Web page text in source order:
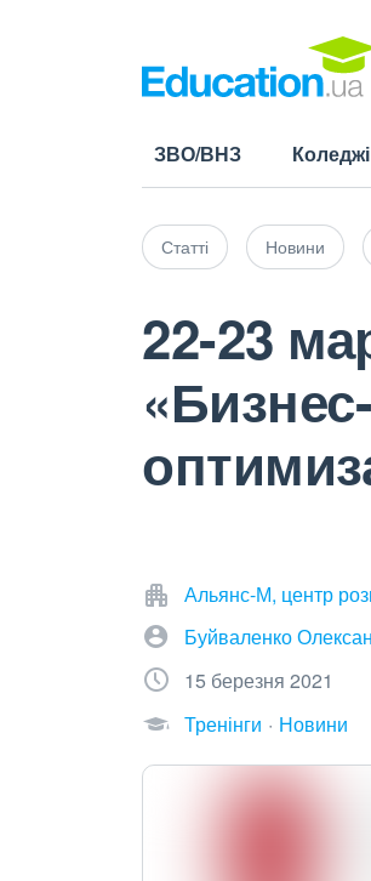
ЗВО/ВНЗ Коледжі
Статті Новини
22-23
Альянс-М, центр
Буйваленко
15 березня 2021
Тренінги
Новини